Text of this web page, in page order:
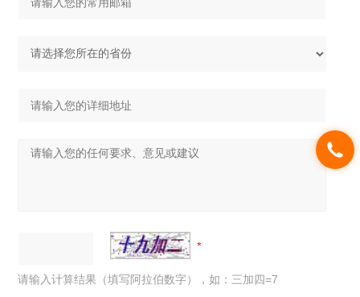
请输入计算结果（填写阿拉伯数字），如：三加四=7